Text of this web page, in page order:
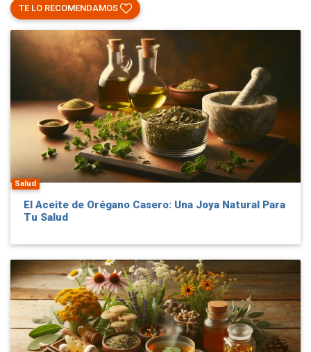
TE LO RECOMENDAMOS
Salud
El Aceite de Orégano Casero: Una Joya Natural Para
Tu Salud